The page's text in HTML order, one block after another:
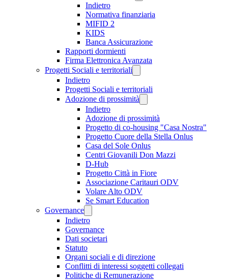
Indietro
Normativa finanziaria
MIFID 2
KIDS
Banca Assicurazione
Rapporti dormienti
Firma Elettronica Avanzata
Progetti Sociali e territoriali
Indietro
Progetti Sociali e territoriali
Adozione di prossimità
Indietro
Adozione di prossimità
Progetto di co-housing "Casa Nostra"
Progetto Cuore della Stella Onlus
Casa del Sole Onlus
Centri Giovanili Don Mazzi
D-Hub
Progetto Città in Fiore
Associazione Caritauri ODV
Volare Alto ODV
Se Smart Education
Governance
Indietro
Governance
Dati societari
Statuto
Organi sociali e di direzione
Conflitti di interessi soggetti collegati
Politiche di Remunerazione